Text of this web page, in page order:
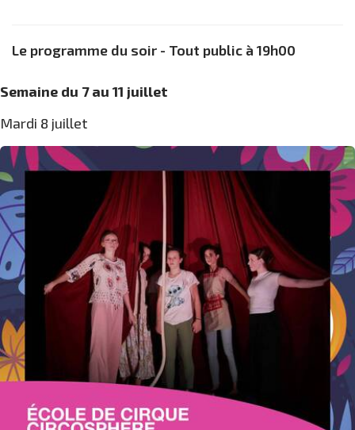
Le programme du soir - Tout public à 19h00
Semaine du 7 au 11 juillet
Mardi 8 juillet